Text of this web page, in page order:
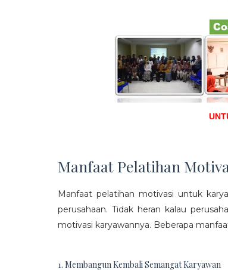
Manfaat Pelatihan
Manfaat pelatihan motivasi untuk
perusahaan. Tidak heran kalau
motivasi karyawannya. Beberapa
1. Membangun Kembali Semangat Karyawan